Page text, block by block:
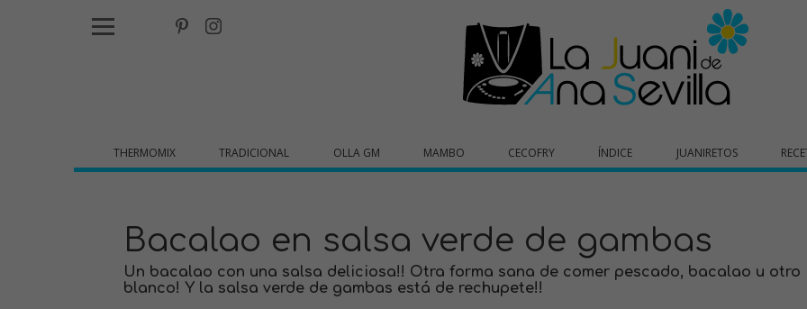
THERMOMIX TRADICIONAL OLLA GM MAMBO CECOFRY ÍNDICE JUANIRETOS
Bacalao en salsa verde de gambas
Un bacalao con una salsa deliciosa!! Otra forma sana de comer pescado, bacalao u otro
blanco! Y la salsa verde de gambas está de rechupete!!